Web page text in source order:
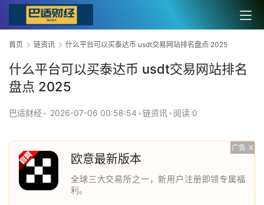
首页 链资讯 什么平台可以买泰达币 usdt交易网站排名盘点 2025
什么平台可以买泰达币 usdt交易网站排名
盘点 2025
巴适财经• 2026-07-06 00:58:54 •链资讯 • 阅读 0
广告 X
欧意最新版本
全球三大交易所之一，新用户注册即领专属福
利。